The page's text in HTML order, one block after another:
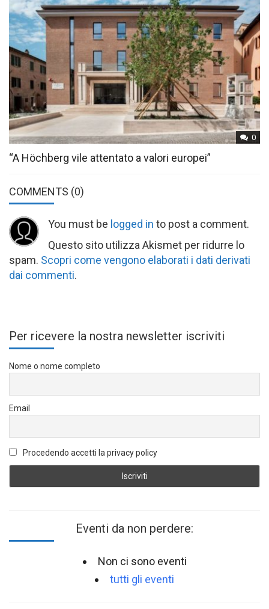
0
“A Höchberg vile attentato a valori europei”
COMMENTS (0)
You must be logged in to post a comment.
Questo sito utilizza Akismet per ridurre lo
spam. Scopri come vengono elaborati i dati derivati
dai commenti.
Per ricevere la nostra newsletter iscriviti
Nome o nome completo
Email
Procedendo accetti la privacy policy
Eventi da non perdere:
Non ci sono eventi
tutti gli eventi